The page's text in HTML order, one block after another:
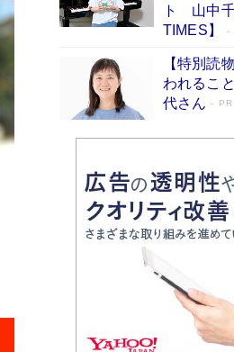
美輪明宏 晩年の回答を集
るための人生相談』がラ
メントベストセラー］
「『火垂るの墓』は、大
続けた“自責の念”とは…「
い」監督が徹底的にこだ
戦争の記憶
Book Bang
皇室はなぜ世界から尊敬
皇陛下はお元気でおられ
一声になる理由
Book Bang
東野圭吾、伊坂幸太郎の
らも文庫化 映画化され
イン［文庫ベストセラー］
ト 山中
TIMES】
【特別読
われるこ
代さん
PR